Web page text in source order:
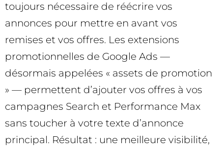
toujours nécessaire de réécrire vos
annonces pour mettre en avant vos
remises et vos offres. Les extensions
promotionnelles de Google Ads —
désormais appelées « assets de promotion
» — permettent d’ajouter vos offres à vos
campagnes Search et Performance Max
sans toucher à votre texte d’annonce
principal. Résultat : une meilleure visibilité,